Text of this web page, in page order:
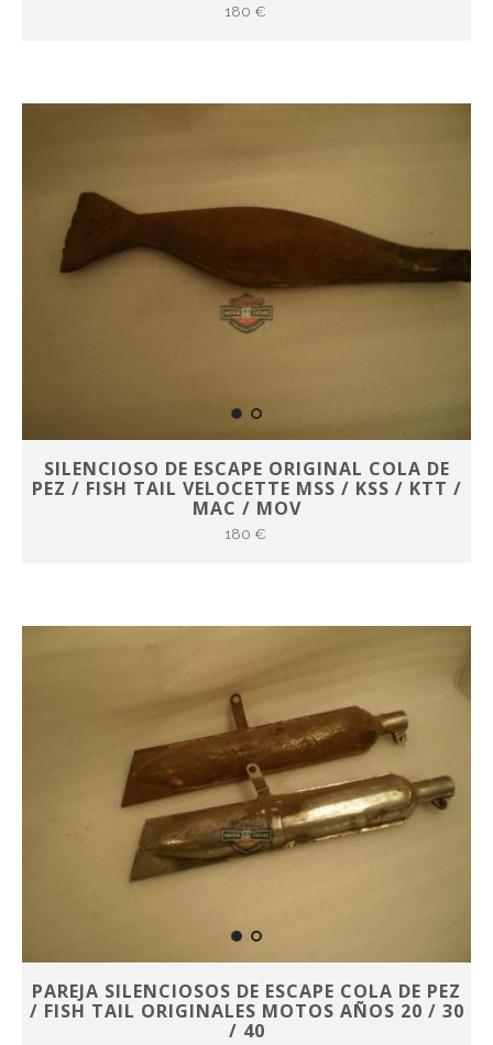
180 €
SILENCIOSO DE ESCAPE ORIGINAL COLA DE
PEZ / FISH TAIL VELOCETTE MSS / KSS / KTT /
MAC / MOV
180 €
PAREJA SILENCIOSOS DE ESCAPE COLA DE PEZ
/ FISH TAIL ORIGINALES MOTOS AÑOS 20 / 30
/ 40